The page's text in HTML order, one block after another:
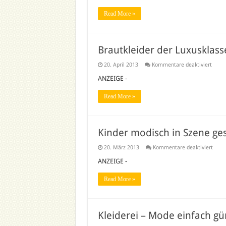
Read More »
Brautkleider der
20. April 2013 Kommentare deaktiviertfür
ANZEIGE -
Read More »
Kinder modisch in Szene
20. März 2013 Kommentare deaktiviertfür
ANZEIGE -
Read More »
Kleiderei – Mode einfach